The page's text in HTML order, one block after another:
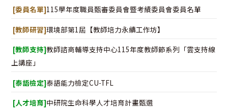
[委員名單]115學年度職員甄審委員會暨考績委員會委員名單
[教師研習]環境部第1屆【教師培力永續工作坊】
[教師支持]教師諮商輔導支持中心115年度教師節系列「雲支持線
上講座」
[泰語檢定]泰語能力檢定CU-TFL
[人才培育]中研院生命科學人才培育計畫甄選